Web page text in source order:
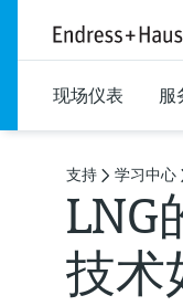
现场仪表 服
支持 学习中心
LNG
技术